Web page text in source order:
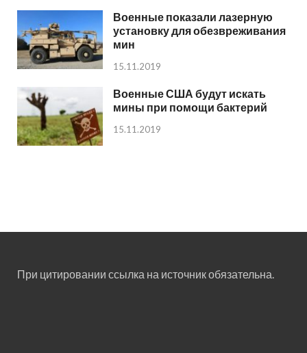
Военные показали лазерную
установку для обезвреживания
мин
15.11.2019
Военные США будут искать
мины при помощи бактерий
15.11.2019
При цитировании ссылка на источник обязательна.